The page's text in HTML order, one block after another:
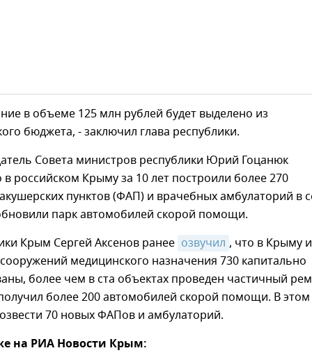
в объеме 125 млн рублей будет выделено из
бюджета, - заключил глава республики.
Совета министров республики Юрий Гоцанюк
в российском Крыму за 10 лет построили более 270
пунктов (ФАП) и врачебных амбулаторий в
парк автомобилей скорой помощи.
Крым Сергей Аксенов ранее озвучил , что в Крыму
медицинского назначения 730 капитально
более чем в ста объектах проведен частичный
более 200 автомобилей скорой помощи. В этом
70 новых ФАПов и амбулаторий.
на РИА Новости Крым: